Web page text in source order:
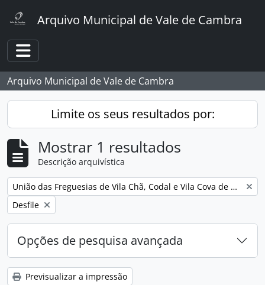
Arquivo Municipal de Vale de Cambra
Toggle navigation
Arquivo Municipal de Vale de Cambra
Limite os seus resultados por:
Mostrar 1 resultados
Descrição arquivística
Remover filtro:
União das Freguesias de Vila Chã, Codal e Vila Cova de Perrinho
Remover filtro:
Desfile
Opções de pesquisa avançada
Previsualizar a impressão